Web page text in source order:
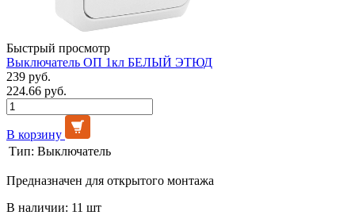
Быстрый просмотр
Выключатель ОП 1кл БЕЛЫЙ ЭТЮД
239 руб.
224.66 руб.
В корзину
Тип: Выключатель
Предназначен для открытого монтажа
В наличии: 11 шт